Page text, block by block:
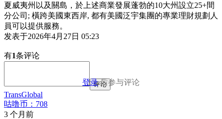
夏威夷州以及關島，於上述商業發展蓬勃的10大州設立25+間
分公司; 橫跨美國東西岸, 都有美國泛宇集團的專業理財規劃人
員可以提供服務。
发表于2026年4月27日 05:23
有1条评论
登录后参与评论
评论
TransGlobal
咕噜币：708
3 个月前